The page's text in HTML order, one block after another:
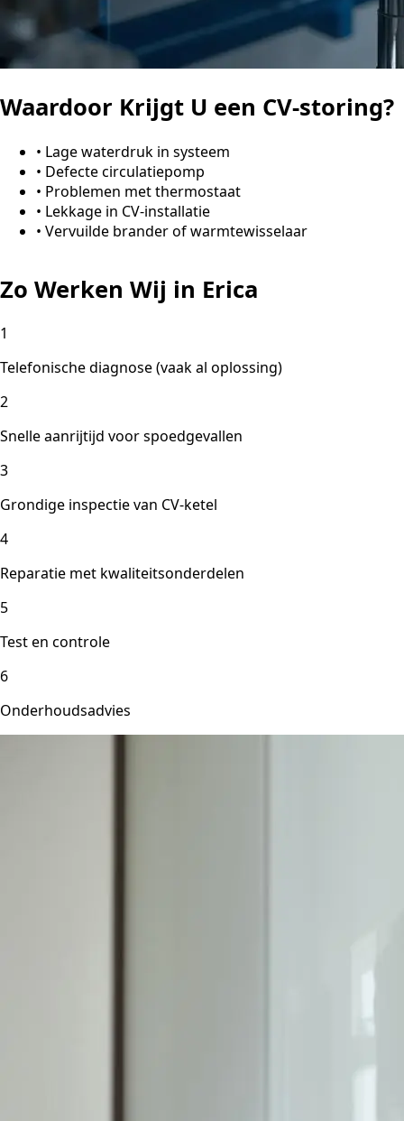
Waardoor Krijgt U een CV-storing?
• Lage waterdruk in systeem
• Defecte circulatiepomp
• Problemen met thermostaat
• Lekkage in CV-installatie
• Vervuilde brander of warmtewisselaar
Zo Werken Wij in Erica
1
Telefonische diagnose (vaak al oplossing)
2
Snelle aanrijtijd voor spoedgevallen
3
Grondige inspectie van CV-ketel
4
Reparatie met kwaliteitsonderdelen
5
Test en controle
6
Onderhoudsadvies